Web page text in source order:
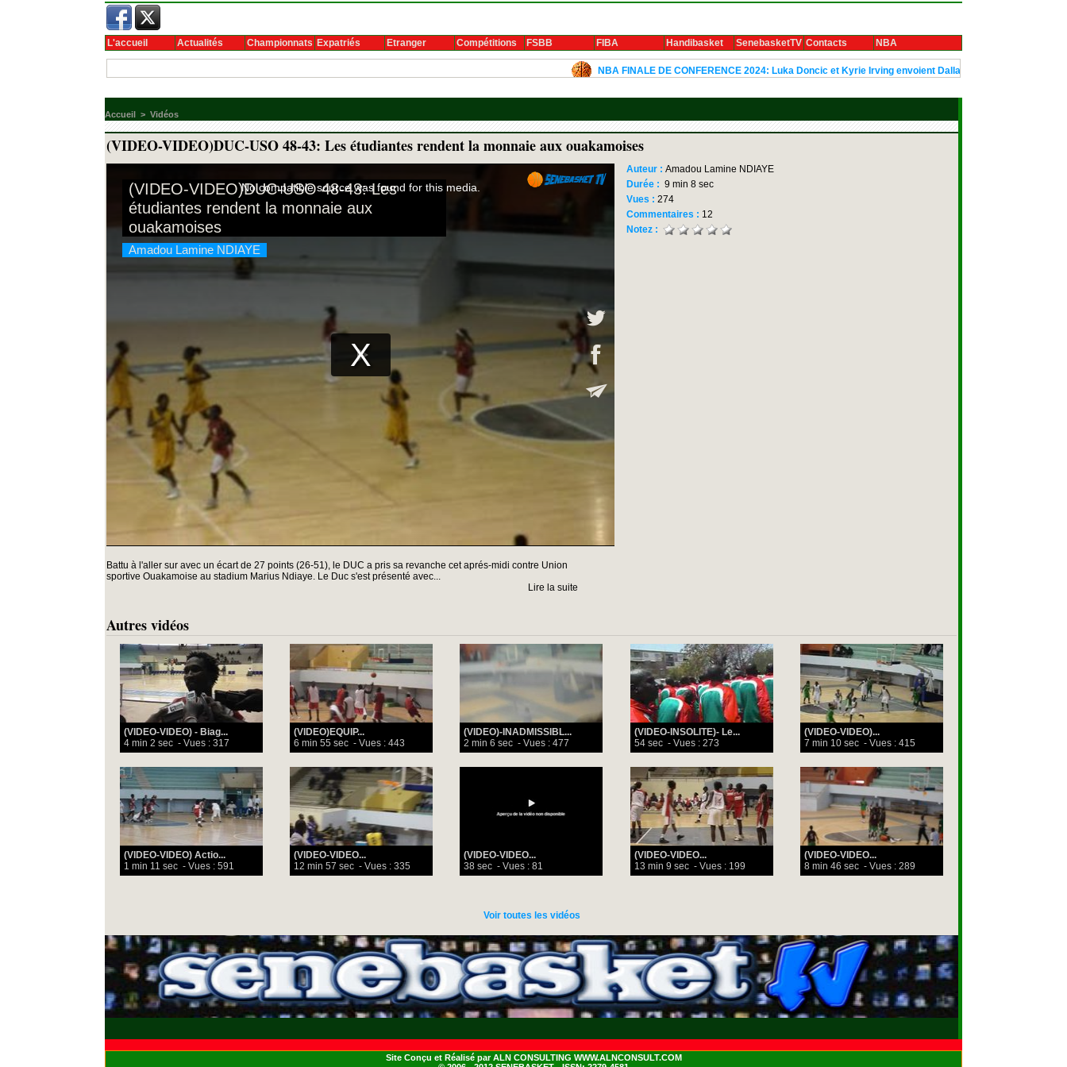
L'accueil Actualités Championnats Expatriés Etranger Compétitions FSBB FIBA Handibasket SenebasketTV Contacts NBA
NBA FINALE DE CONFERENCE 2024: Luka Doncic et Kyrie Irving envoient Dallas en finale
Accueil > Vidéos
(VIDEO-VIDEO)DUC-USO 48-43: Les étudiantes rendent la monnaie aux ouakamoises
Auteur : Amadou Lamine NDIAYE
Durée : 9 min 8 sec
Vues : 274
Commentaires : 12
Notez :
Battu à l'aller sur avec un écart de 27 points (26-51), le DUC a pris sa revanche cet aprés-midi contre Union
sportive Ouakamoise au stadium Marius Ndiaye. Le Duc s'est présenté avec...
Lire la suite
Autres vidéos
(VIDEO-VIDEO) - Biag...
4 min 2 sec - Vues : 317
(VIDEO)EQUIP...
6 min 55 sec - Vues : 443
(VIDEO)-INADMISSIBL...
2 min 6 sec - Vues : 477
(VIDEO-INSOLITE)- Le...
54 sec - Vues : 273
(VIDEO-VIDEO)...
7 min 10 sec - Vues : 415
(VIDEO-VIDEO) Actio...
1 min 11 sec - Vues : 591
(VIDEO-VIDEO...
12 min 57 sec - Vues : 335
(VIDEO-VIDEO...
38 sec - Vues : 81
(VIDEO-VIDEO...
13 min 9 sec - Vues : 199
(VIDEO-VIDEO...
8 min 46 sec - Vues : 289
Voir toutes les vidéos
Site Conçu et Réalisé par ALN CONSULTING WWW.ALNCONSULT.COM